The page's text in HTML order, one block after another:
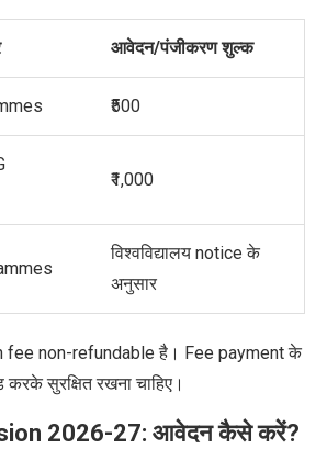
आवेदन/पंजीकरण शुल्क
₹500
₹1,000
विश्वविद्यालय notice के
अनुसार
fee non-refundable है। Fee payment के
सुरक्षित रखना चाहिए।
2026-27: आवेदन कैसे करें?